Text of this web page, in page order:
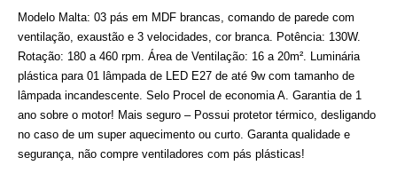
Modelo Malta: 03 pás em MDF brancas, comando de parede com
ventilação, exaustão e 3 velocidades, cor branca. Potência: 130W.
Rotação: 180 a 460 rpm. Área de Ventilação: 16 a 20m². Luminária
plástica para 01 lâmpada de LED E27 de até 9w com tamanho de
lâmpada incandescente. Selo Procel de economia A. Garantia de 1
ano sobre o motor! Mais seguro – Possui protetor térmico, desligando
no caso de um super aquecimento ou curto. Garanta qualidade e
segurança, não compre ventiladores com pás plásticas!